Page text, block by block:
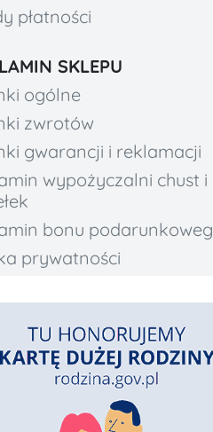
płatności
SKLEPU
ogólne
zwrotów
gwarancji i reklamacji
wypożyczalni chust i
bonu
prywatności